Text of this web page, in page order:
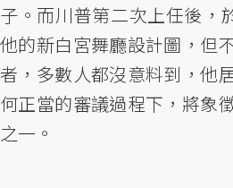
子。而川普第二次上任後，
他的新白宮舞廳設計圖，但
者，多數人都沒意料到，他
何正當的審議過程下，將象
之一。